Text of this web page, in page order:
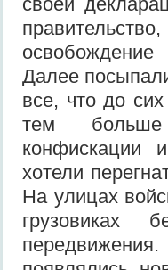
освобождение
Далее
все, что до
тем больше
конфискации
хотели
На улицах
грузовиках